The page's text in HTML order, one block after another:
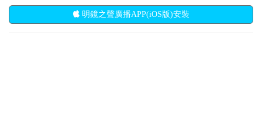
明鏡之聲廣播APP(iOS版)安裝